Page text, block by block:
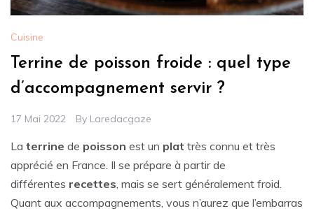
Cuisine
Terrine de poisson froide : quel type
d’accompagnement servir ?
17 Mai 2022 By Laredacgaze
La terrine de poisson est un plat très connu et très
apprécié en France. Il se prépare à partir de
différentes recettes, mais se sert généralement froid.
Quant aux accompagnements, vous n’aurez que l’embarras